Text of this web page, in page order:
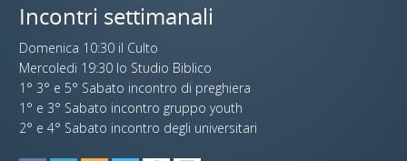
Incontri settimanali
Domenica 10:30 il Culto
Mercoledi 19:30 lo Studio Biblico
1° 3° e 5° Sabato incontro di preghiera
1° e 3° Sabato incontro gruppo youth
2° e 4° Sabato incontro degli universitari